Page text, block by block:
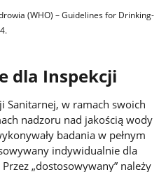
(WHO) – Guidelines for Drinking-
dla Inspekcji
Sanitarnej, w ramach swoich
nadzoru nad jakością wody
badania w pełnym
indywidualnie dla
„dostosowywany” należy